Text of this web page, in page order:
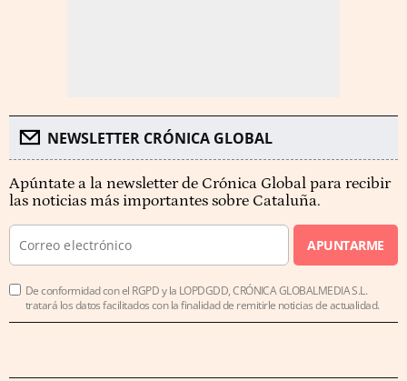
NEWSLETTER CRÓNICA GLOBAL
Apúntate a la newsletter de Crónica Global para recibir
las noticias más importantes sobre Cataluña.
APUNTARME
De conformidad con el RGPD y la LOPDGDD, CRÓNICA GLOBALMEDIA S.L.
tratará los datos facilitados con la finalidad de remitirle noticias de actualidad.